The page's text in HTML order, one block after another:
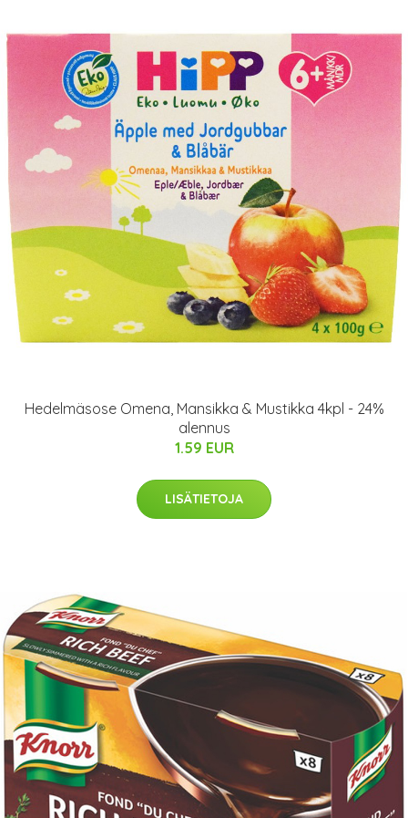
Hedelmäsose Omena, Mansikka & Mustikka 4kpl - 24%
alennus
1.59 EUR
LISÄTIETOJA